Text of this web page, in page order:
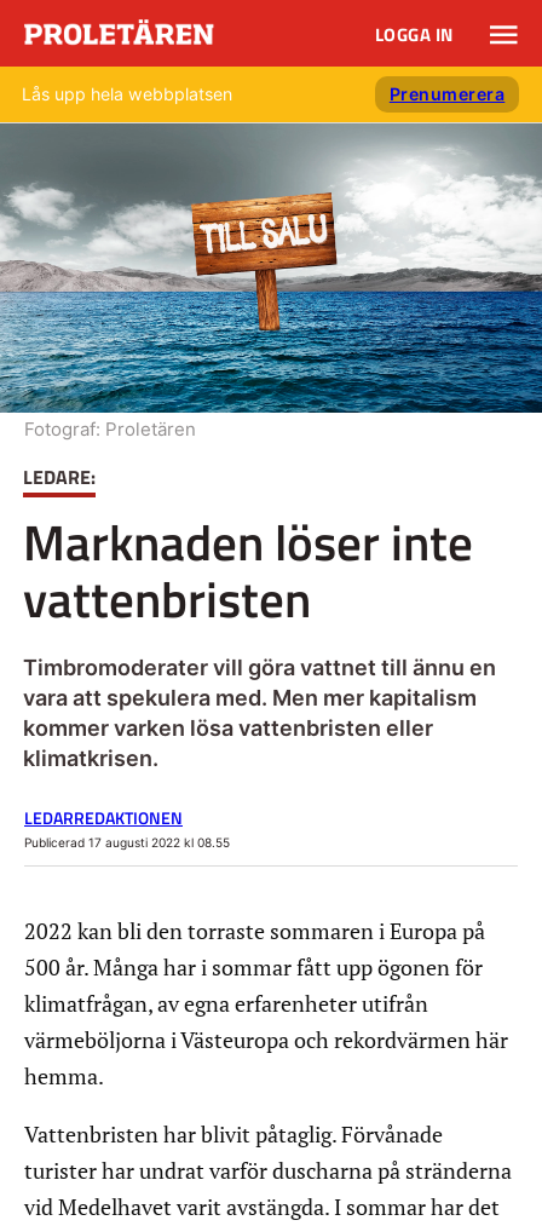
LOGGA IN
Lås upp hela webbplatsen Prenumerera
LEDARE:
Marknaden löser inte
vattenbristen
Timbromoderater vill göra vattnet till ännu en
vara att spekulera med. Men mer kapitalism
kommer varken lösa vattenbristen eller
klimatkrisen.
Fotograf: Proletären
LEDARREDAKTIONEN
Publicerad 17 augusti 2022 kl 08.55
2022 kan bli den torraste sommaren i Europa på
500 år. Många har i sommar fått upp ögonen för
klimatfrågan, av egna erfarenheter utifrån
värmeböljorna i Västeuropa och rekordvärmen här
hemma.
Vattenbristen har blivit påtaglig. Förvånade
turister har undrat varför duscharna på stränderna
vid Medelhavet varit avstängda. I sommar har det